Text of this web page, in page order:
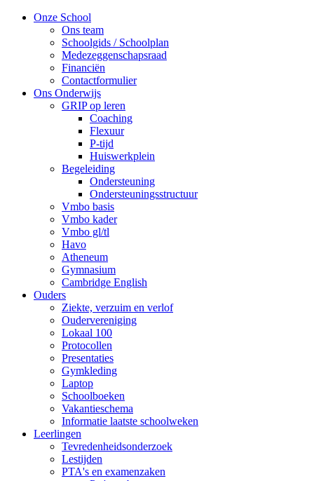
Onze School
Ons team
Schoolgids / Schoolplan
Medezeggenschapsraad
Financiën
Contactformulier
Ons Onderwijs
GRIP op leren
Coaching
Flexuur
P-tijd
Huiswerkplein
Begeleiding
Ondersteuning
Ondersteuningsstructuur
Vmbo basis
Vmbo kader
Vmbo gl/tl
Havo
Atheneum
Gymnasium
Cambridge English
Ouders
Ziekte, verzuim en verlof
Oudervereniging
Lokaal 100
Protocollen
Presentaties
Gymkleding
Laptop
Schoolboeken
Vakantieschema
Informatie laatste schoolweken
Leerlingen
Tevredenheidsonderzoek
Lestijden
PTA's en examenzaken